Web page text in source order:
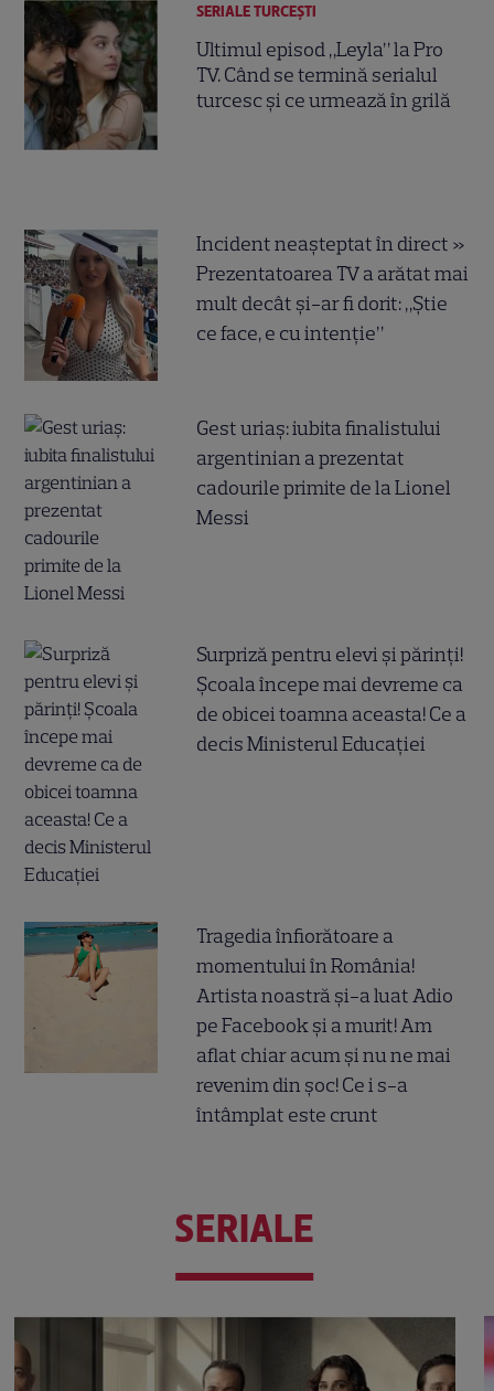
SERIALE TURCEŞTI
Ultimul episod „Leyla” la Pro
TV. Când se termină serialul
turcesc și ce urmează în grilă
Incident neașteptat în direct »
Prezentatoarea TV a arătat mai
mult decât și-ar fi dorit: „Știe
ce face, e cu intenție”
Gest uriaș: iubita finalistului
argentinian a prezentat
cadourile primite de la Lionel
Messi
Surpriză pentru elevi și părinți!
Școala începe mai devreme ca
de obicei toamna aceasta! Ce a
decis Ministerul Educației
Tragedia înfiorătoare a
momentului în România!
Artista noastră și-a luat Adio
pe Facebook și a murit! Am
aflat chiar acum și nu ne mai
revenim din șoc! Ce i s-a
întâmplat este crunt
SERIALE